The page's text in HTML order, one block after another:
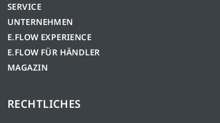
SERVICE
UNTERNEHMEN
E.FLOW EXPERIENCE
E.FLOW FÜR HÄNDLER
MAGAZIN
RECHTLICHES